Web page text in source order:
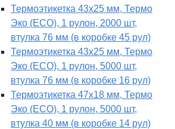
Термоэтикетка 43х25 мм, Термо
Эко (ECO), 1 рулон, 2000 шт,
втулка 76 мм (в коробке 45 рул)
Термоэтикетка 43х25 мм, Термо
Эко (ECO), 1 рулон, 5000 шт,
втулка 76 мм (в коробке 16 рул)
Термоэтикетка 47х18 мм, Термо
Эко (ECO), 1 рулон, 5000 шт,
втулка 40 мм (в коробке 14 рул)